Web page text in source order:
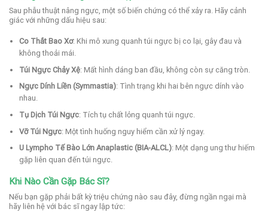
Sau phẫu thuật nâng ngực, một số biến chứng có thể xảy ra. Hãy cảnh
giác với những dấu hiệu sau:
Co Thắt Bao Xơ: Khi mô xung quanh túi ngực bị co lại, gây đau và
không thoải mái.
Túi Ngực Chảy Xệ: Mất hình dáng ban đầu, không còn sự căng tròn.
Ngực Dính Liền (Symmastia): Tình trạng khi hai bên ngực dính vào
nhau.
Tụ Dịch Túi Ngực: Tích tụ chất lỏng quanh túi ngực.
Vỡ Túi Ngực: Một tình huống nguy hiểm cần xử lý ngay.
U Lympho Tế Bào Lớn Anaplastic (BIA-ALCL): Một dạng ung thư hiếm
gặp liên quan đến túi ngực.
Khi Nào Cần Gặp Bác Sĩ?
Nếu bạn gặp phải bất kỳ triệu chứng nào sau đây, đừng ngần ngại mà
hãy liên hệ với bác sĩ ngay lập tức: